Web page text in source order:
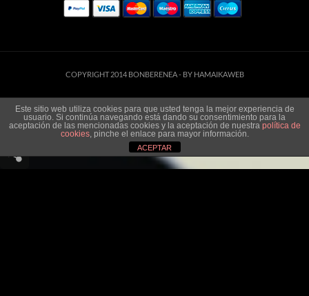
COPYRIGHT 2014 BONBERENEA - BY HAMAIKAWEB
Este sitio web utiliza cookies para que usted tenga la mejor experiencia de
usuario. Si continúa navegando está dando su consentimiento para la
aceptación de las mencionadas cookies y la aceptación de nuestra política de
cookies, pinche el enlace para mayor información.
ACEPTAR